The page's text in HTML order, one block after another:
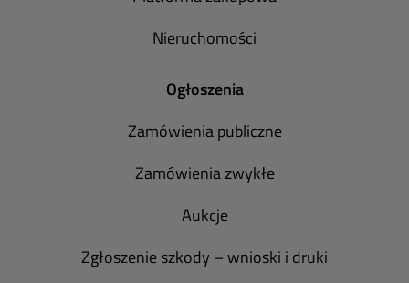
Nieruchomości
Ogłoszenia
Zamówienia publiczne
Zamówienia zwykłe
Aukcje
Zgłoszenie szkody – wnioski i druki